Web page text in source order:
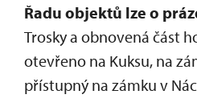
Řadu objektů lze o
Trosky a obnovená část
otevřeno na Kuksu, na
přístupný na zámku v